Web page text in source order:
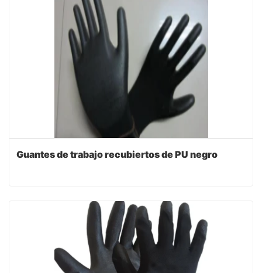
Guantes de trabajo recubiertos de PU negro